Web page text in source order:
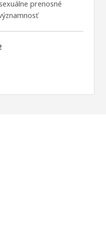
prenosné